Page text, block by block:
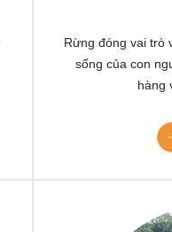
Rừng đóng vai trò
sống của con
hàng